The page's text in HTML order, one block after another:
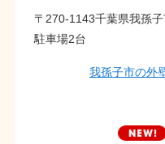
〒270-1143千葉県我孫
駐車場2台
我孫子市の外